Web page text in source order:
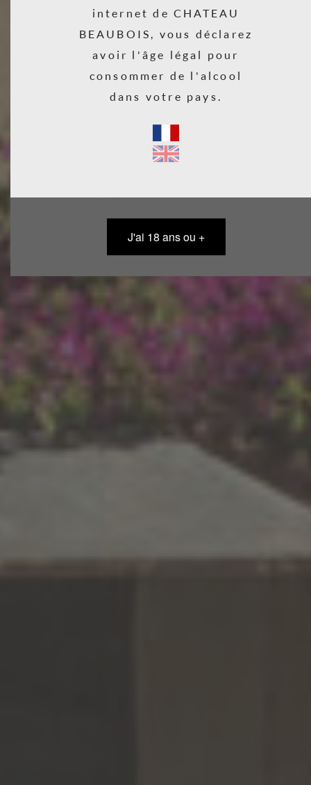
internet de CHATEAU
BEAUBOIS, vous déclarez
avoir l'âge légal pour
consommer de l'alcool
dans votre pays.
J'ai 18 ans ou +